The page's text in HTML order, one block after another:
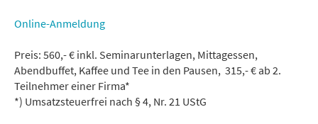
Online-Anmeldung
Preis: 560,- € inkl. Seminarunterlagen, Mittagessen,
Abendbuffet, Kaffee und Tee in den Pausen, 315,- € ab 2.
Teilnehmer einer Firma*
*) Umsatzsteuerfrei nach § 4, Nr. 21 UStG